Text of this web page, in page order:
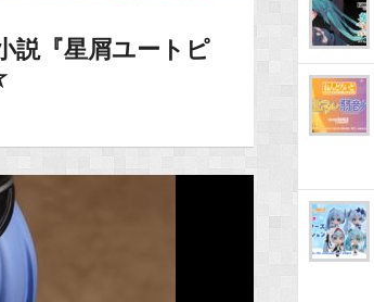
説『星屑ユートピ